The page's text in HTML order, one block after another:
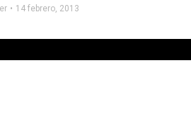
14 febrero, 2013